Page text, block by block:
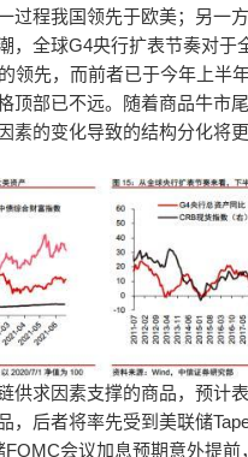
过程我国领先于欧美；另一
，全球G4央行扩表节奏对于
领先，而前者已于今年上半
顶部已不远。随着商品牛市
素的变化导致的结构分化将更
供求因素支撑的商品，预计
，后者将率先受到美联储
FOMC会议加息预期意外提前